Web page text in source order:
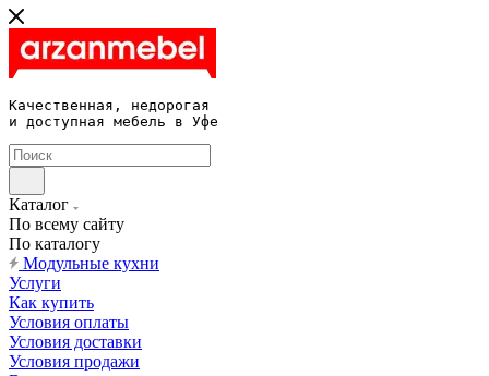
Качественная, недорогая
и доступная мебель в Уфе
Каталог
По всему сайту
По каталогу
Модульные кухни
Услуги
Как купить
Условия оплаты
Условия доставки
Условия продажи